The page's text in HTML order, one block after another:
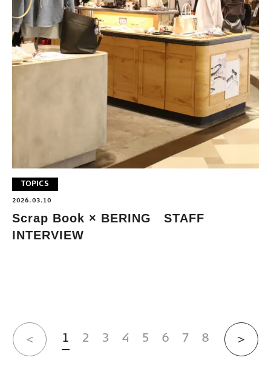
TOPICS
2026.03.10
Scrap Book × BERING STAFF
INTERVIEW
1 2 3 4 5 6 7 8